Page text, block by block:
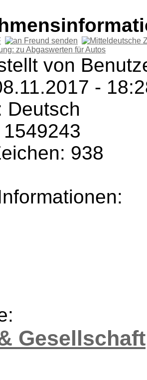
von
-
Deutsch
938
Gesellschaft